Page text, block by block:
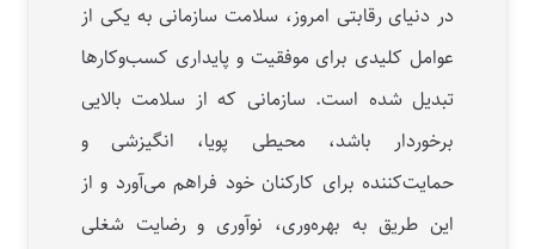
در دنیای رقابتی امروز، سلامت سازمانی به یکی از
عوامل کلیدی برای موفقیت و پایداری کسب‌وکارها
تبدیل شده است. سازمانی که از سلامت بالایی
برخوردار باشد، محیطی پویا، انگیزشی و
حمایت‌کننده برای کارکنان خود فراهم می‌آورد و از
این طریق به بهره‌وری، نوآوری و رضایت شغلی